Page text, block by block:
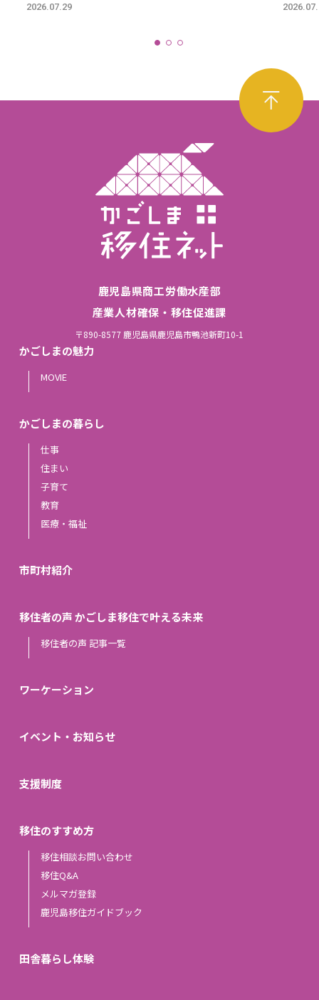
2026.07.29
鹿児島県商工労働水産部
産業人材確保・移住促進課
〒890-8577 鹿児島県鹿児島市鴨池新町10-1
かごしまの魅力
MOVIE
かごしまの暮らし
仕事
住まい
子育て
教育
医療・福祉
市町村紹介
移住者の声 かごしま移住で叶える未来
移住者の声 記事一覧
ワーケーション
イベント・お知らせ
支援制度
移住のすすめ方
移住相談お問い合わせ
移住Q&A
メルマガ登録
鹿児島移住ガイドブック
田舎暮らし体験